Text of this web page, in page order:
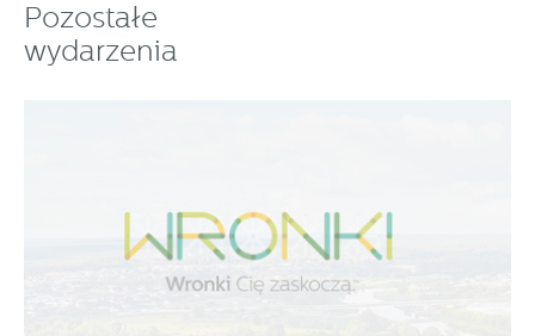
Pozostałe
wydarzenia